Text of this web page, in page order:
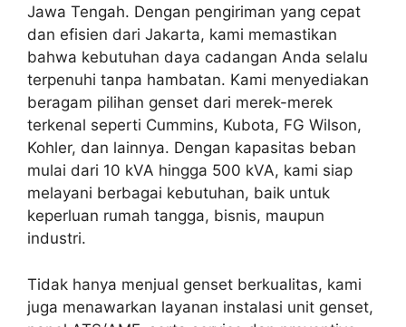
Jawa Tengah. Dengan pengiriman yang cepat
dan efisien dari Jakarta, kami memastikan
bahwa kebutuhan daya cadangan Anda selalu
terpenuhi tanpa hambatan. Kami menyediakan
beragam pilihan genset dari merek-merek
terkenal seperti Cummins, Kubota, FG Wilson,
Kohler, dan lainnya. Dengan kapasitas beban
mulai dari 10 kVA hingga 500 kVA, kami siap
melayani berbagai kebutuhan, baik untuk
keperluan rumah tangga, bisnis, maupun
industri.
Tidak hanya menjual genset berkualitas, kami
juga menawarkan layanan instalasi unit genset,